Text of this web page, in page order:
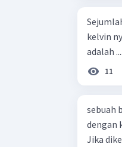
kelvin
11
sebuah
dengan
Jika